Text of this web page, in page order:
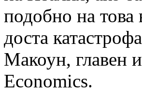
подобно на
доста
Макоун, главен
Economics.